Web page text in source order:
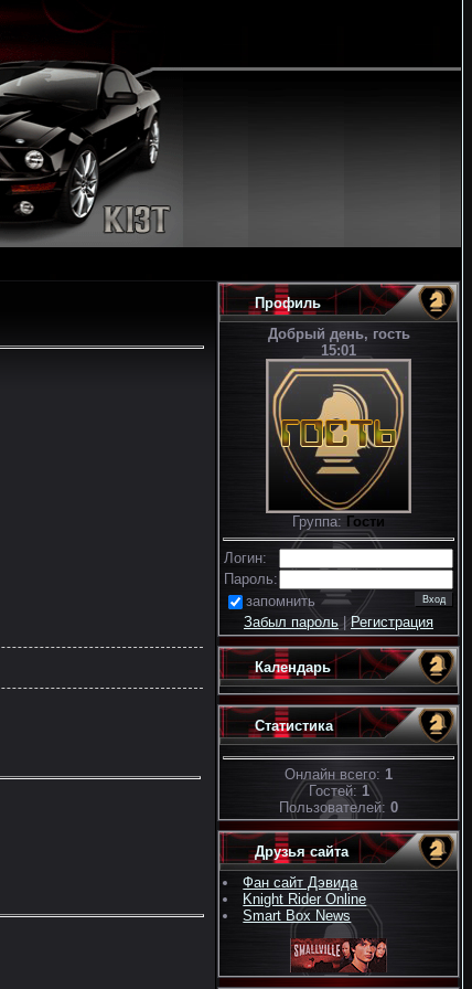
Профиль
Добрый день, гость
15:01
Группа: Гости
Логин:
Пароль:
запомнить
Забыл пароль|Регистрация
Календарь
Статистика
Онлайн всего: 1
Гостей: 1
Пользователей: 0
Друзья сайта
Фан сайт Дэвида
Knight Rider Online
Smart Box News